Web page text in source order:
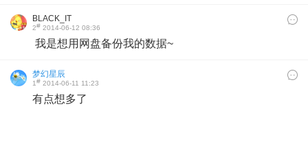
BLACK_IT
2# 2014-06-12 08:36
我是想用网盘备份我的数据~
梦幻星辰
1# 2014-06-11 11:23
有点想多了